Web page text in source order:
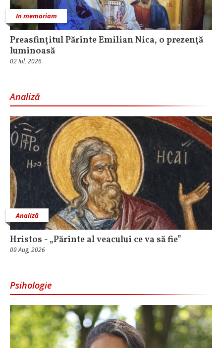
In memoriam
Preasfințitul Părinte Emilian Nica, o prezență
luminoasă
02 Iul, 2026
Analiză
Analiză
Hristos - „Părinte al veacului ce va să fie”
09 Aug, 2026
Psihologie